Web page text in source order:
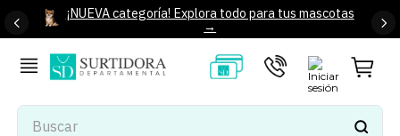
¡NUEVA categoría! Explora todo para tus mascotas
→
Buscar